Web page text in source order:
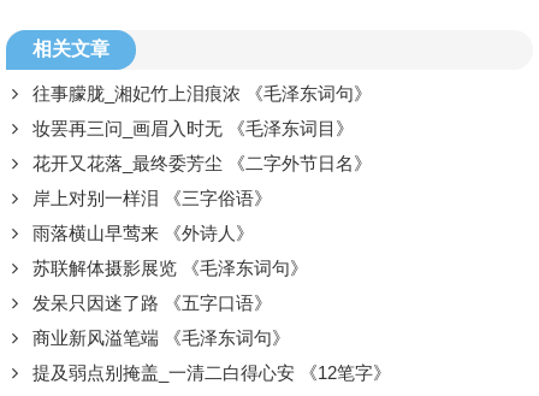
相关文章
往事朦胧_湘妃竹上泪痕浓 《毛泽东词句》
妆罢再三问_画眉入时无 《毛泽东词目》
花开又花落_最终委芳尘 《二字外节日名》
岸上对别一样泪 《三字俗语》
雨落横山早莺来 《外诗人》
苏联解体摄影展览 《毛泽东词句》
发呆只因迷了路 《五字口语》
商业新风溢笔端 《毛泽东词句》
提及弱点别掩盖_一清二白得心安 《12笔字》